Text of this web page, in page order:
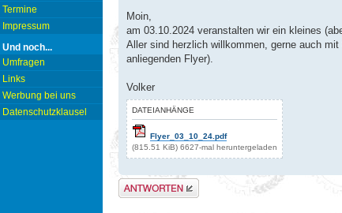
Termine
Impressum
Und noch...
Umfragen
Links
Werbung bei uns
Datenschutzklausel
Moin,
am 03.10.2024 veranstalten wir ein kleines
Aller sind herzlich willkommen, gerne auch
anliegenden Flyer).
Volker
DATEIANHÄNGE
Flyer_03_10_24.pdf
(815.51 KiB) 6627-mal heruntergeladen
Antwort erstellen